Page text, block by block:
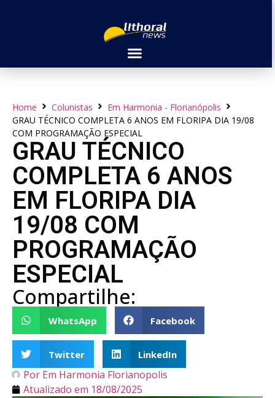
Home Colunistas
Em Harmonia - Florianópolis
GRAU TÉCNICO COMPLETA 6 ANOS EM FLORIPA DIA 19/08
COM PROGRAMAÇÃO ESPECIAL
GRAU TÉCNICO
COMPLETA 6 ANOS
EM FLORIPA DIA
19/08 COM
PROGRAMAÇÃO
ESPECIAL
Compartilhe:
WhatsApp Facebook
Twitter LinkedIn
Por Em Harmonia Florianopolis
Atualizado em 18/08/2025